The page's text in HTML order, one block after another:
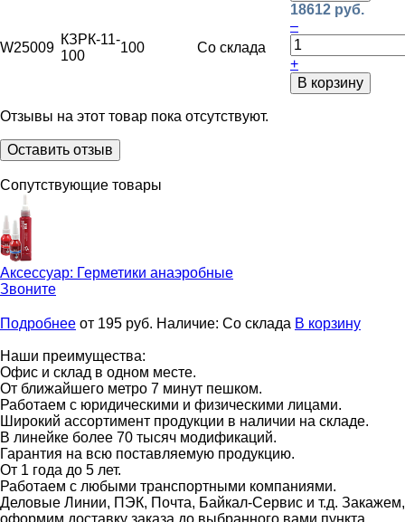
W25009
КЗРК-11-
100
100 Со склада
18612 руб.
–
+
В корзину
Отзывы на этот товар пока отсутствуют.
Оставить отзыв
Сопутствующие товары
Аксессуар: Герметики анаэробные
Звоните
Подробнее от 195 руб. Наличие: Со склада В корзину
Наши преимущества:
Офис и склад в одном месте.
От ближайшего метро 7 минут пешком.
Работаем с юридическими и физическими лицами.
Широкий ассортимент продукции в наличии на складе.
В линейке более 70 тысяч модификаций.
Гарантия на всю поставляемую продукцию.
От 1 года до 5 лет.
Работаем с любыми транспортными компаниями.
Деловые Линии, ПЭК, Почта, Байкал-Сервис и т.д. Закажем,
оформим доставку заказа до выбранного вами пункта